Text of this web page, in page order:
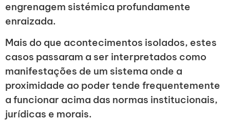
engrenagem sistémica profundamente
enraizada.
Mais do que acontecimentos isolados, estes
casos passaram a ser interpretados como
manifestações de um sistema onde a
proximidade ao poder tende frequentemente
a funcionar acima das normas institucionais,
jurídicas e morais.